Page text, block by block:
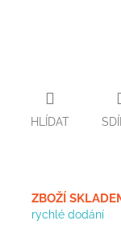
HLÍDAT
ZBOŽÍ
rychlé dodání